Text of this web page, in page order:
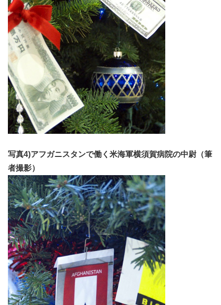
写真4)アフガニスタンで働く米海軍横須賀病院の中尉（筆
者撮影）